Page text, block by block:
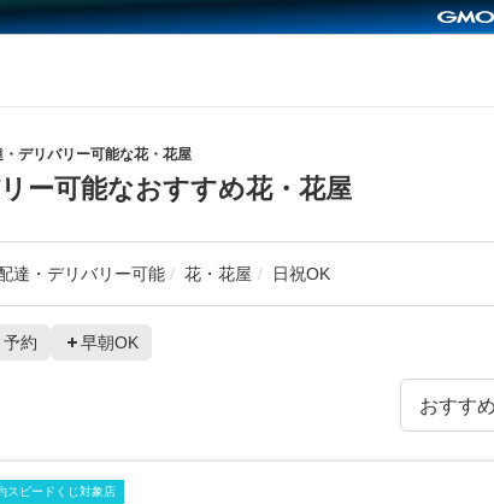
デリバリー可能な花・花屋
ー可能なおすすめ花・花屋
達・デリバリー可能 花・花屋 日祝OK
約 早朝OK
スピードくじ対象店